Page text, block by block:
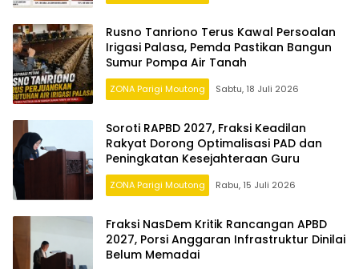
Rusno Tanriono Terus Kawal Persoalan
Irigasi Palasa, Pemda Pastikan Bangun
Sumur Pompa Air Tanah
ZONA Parigi Moutong Sabtu, 18 Juli 2026
Soroti RAPBD 2027, Fraksi Keadilan
Rakyat Dorong Optimalisasi PAD dan
Peningkatan Kesejahteraan Guru
ZONA Parigi Moutong Rabu, 15 Juli 2026
Fraksi NasDem Kritik Rancangan APBD
2027, Porsi Anggaran Infrastruktur Dinilai
Belum Memadai